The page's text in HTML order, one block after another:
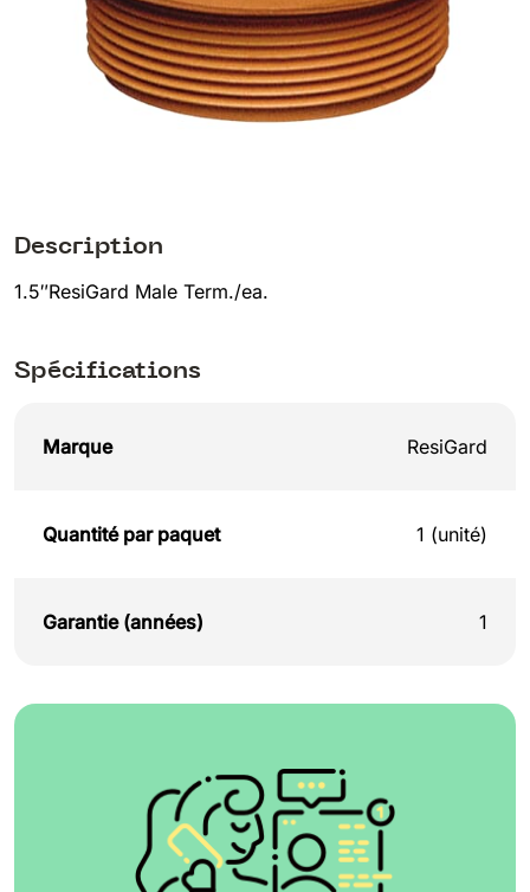
Description
1.5″ResiGard Male Term./ea.
Spécifications
Marque ResiGard
Quantité par paquet 1 (unité)
Garantie (années) 1